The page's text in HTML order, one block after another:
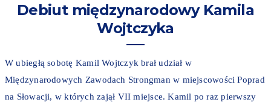
Debiut międzynarodowy Kamila
Wojtczyka
W ubiegłą sobotę Kamil Wojtczyk brał udział w
Międzynarodowych Zawodach Strongman w miejscowości Poprad
na Słowacji, w których zajął VII miejsce. Kamil po raz pierwszy